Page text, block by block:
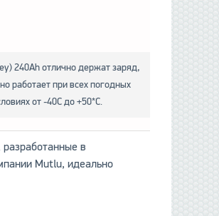
240Ah отлично держат заряд,
работает при всех погодных
от -40С до +50*С.
в
Mutlu, идеально